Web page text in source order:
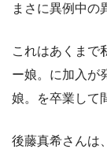
まさに異例中の
これはあくまで
ー娘。に加入が
娘。を卒業して
後藤真希さんは